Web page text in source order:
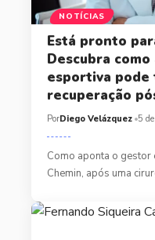
NOTÍCIAS
Está pronto
Descubra
esportiva pode
recuperação
PorDiego Velázquez 5
Como aponta o
Chemin, após uma